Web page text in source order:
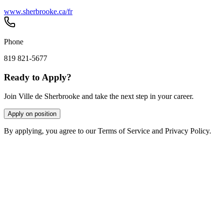
www.sherbrooke.ca/fr
Phone
819 821-5677
Ready to Apply?
Join Ville de Sherbrooke and take the next step in your career.
Apply on position
By applying, you agree to our Terms of Service and Privacy Policy.